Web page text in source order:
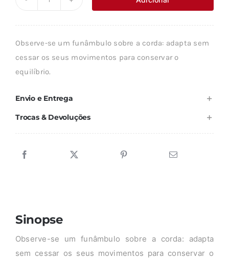
era:
é:
Observe-se um funâmbulo sobre a corda: adapta sem
cessar os seus movimentos para conservar o
equilíbrio.
Envio e Entrega
Trocas & Devoluções
Sinopse
Observe-se um funâmbulo sobre a corda: adapta
sem cessar os seus movimentos para conservar o